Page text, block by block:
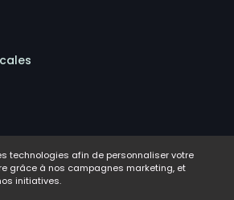
technologies afin de personnaliser votre
grâce à nos campagnes marketing, et
initiatives.